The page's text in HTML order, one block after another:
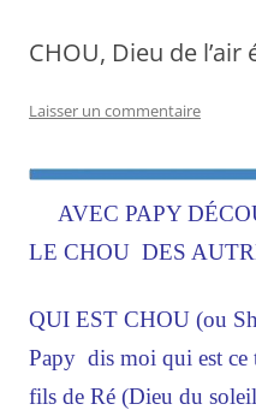
CHOU, Dieu de
Laisser un commentaire
AVEC PAPY
LE CHOU DES
QUI EST CHOU (ou
Papy dis moi qui est ce
fils de Ré (Dieu du